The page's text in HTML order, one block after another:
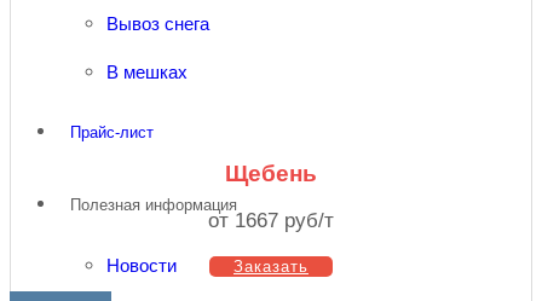
Вывоз снега
В мешках
Прайс-лист
Полезная информация
Новости
Щебень
от 1667 руб/т
Заказать